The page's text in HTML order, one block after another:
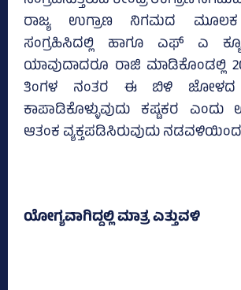
ರಾಜ್ಯ ಉಗ್ರಾಣ ನಿಗಮದ
ಸಂಗ್ರಹಿಸಿದಲ್ಲಿ ಹಾಗೂ ಎಫ್‌ ಎ ಕ್ಯೂ
ಯಾವುದಾದರೂ ರಾಜಿ ಮಾಡಿಕೊಂಡಲ್ಲಿ
ತಿಂಗಳ ನಂತರ ಈ ಬಿಳಿ ಜೋಳದ
ಕಾಪಾಡಿಕೊಳ್ಳುವುದು ಕಷ್ಟಕರ
ಆತಂಕ ವ್ಯಕ್ತಪಡಿಸಿರುವುದು
ಯೋಗ್ಯವಾಗಿದ್ದಲ್ಲಿ ಮಾತ್ರ ಎತ್ತುವಳಿ